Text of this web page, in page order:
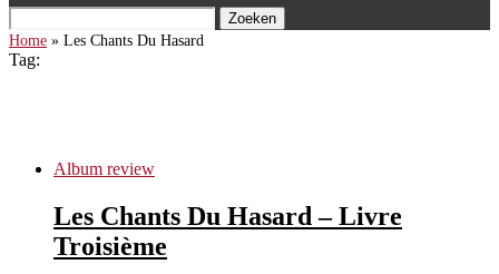
Zoeken
Home » Les Chants Du Hasard
Tag:
Album review
Les Chants Du Hasard – Livre
Troisième